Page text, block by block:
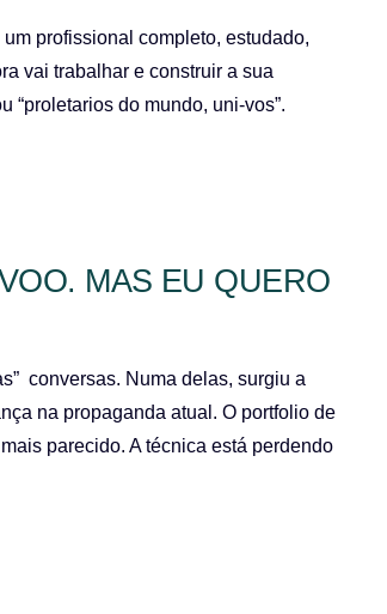
profissional completo, estudado,
vai trabalhar e construir a sua
“proletarios do mundo, uni-vos”.
MAS EU QUERO
conversas. Numa delas, surgiu a
na propaganda atual. O portfolio de
parecido. A técnica está perdendo